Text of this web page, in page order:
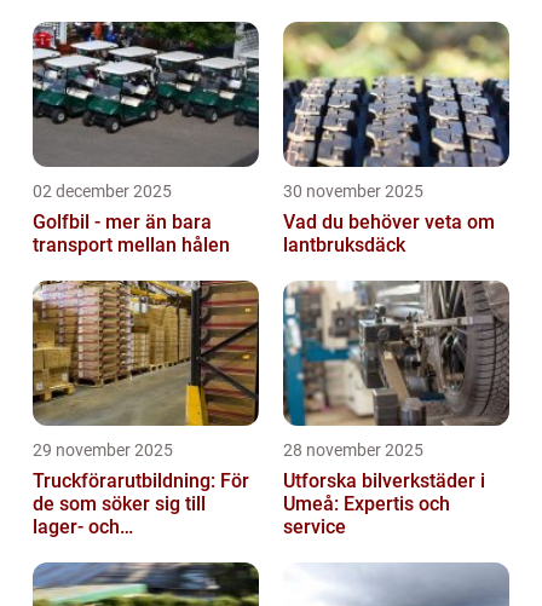
02 december 2025
Golfbil - mer än bara
transport mellan hålen
30 november 2025
Vad du behöver veta om
lantbruksdäck
29 november 2025
Truckförarutbildning: För
de som söker sig till
lager- och
28 november 2025
Utforska bilverkstäder i
Umeå: Expertis och
service